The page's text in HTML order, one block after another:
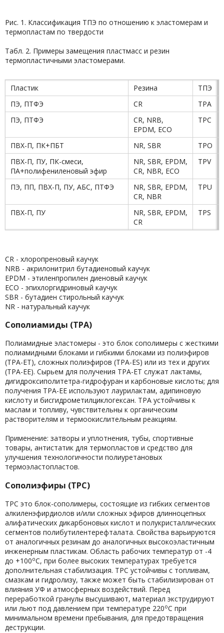
Рис. 1. Классификация ТПЭ по отношению к эластомерам и
термопластам по твердости
Табл. 2. Примеры замещения пластмасс и резин
термопластичными эластомерами.
Пластик Резина
ТПЭ
ПЭ, ПТФЭ
CR
ТРА
ПЭ, ПТФЭ
CR, NRB,
EPDM, ECO
ТРС
ПВХ-П, ПК+ПБТ NR, SBR
ТРО
ПВХ-П, ПУ, ПК-смеси,
ПА+полифениленовый эфир
NR, SBR, EPDM,
CR, NBR, ECO
TPV
ПЭ, ПП, ПВХ-П, ПУ, АБС, ПТФЭ
NR, SBR, EPDM,
CR, NBR
TPU
ПВХ-П, ПУ
NR, SBR, EPDM,
CR
TPS
CR - хлоропреновый каучук
NRB - акрилонитрил бутадиеновый каучук
EPDM - этиленпропилен диеновый каучук
ECO - эпихлоргидриновый каучук
SBR - бутадиен стирольный каучук
NR - натуральный каучук
Сополиамиды (ТРА)
Полиамидные эластомеры - это блок сополимеры с жесткими
полиамидными блоками и гибкими блоками из полиэфиров
(ТРА-ЕТ), сложных полиэфиров (TPA-ES) или из тех и других
(ТРА-ЕЕ). Сырьем для получения ТРА-ЕТ служат лактамы,
дигидроксиполитетра-гидрофуран и карбоновые кислоты; для
получения ТРА-ЕЕ используют лаурилактам, адипиновую
кислоту и бисгидрометилциклогексан. ТРА устойчивы к
маслам и топливу, чувствительны к органическим
растворителям и термоокислительным реакциям.
Применение: затворы и уплотнения, тубы, спортивные
товары, антистатик для термопластов и средство для
улучшения технологичности полиуретановых
термоэластопластов.
Сополиэфиры (ТРС)
ТРС это блок-сополимеры, состоящие из гибких сегментов
алкиленэфирдиолов и/или сложных эфиров длинноцепных
алифатических дикарбоновых кислот и полукристаллических
сегментов полибутилентерефталата. Свойства варьируются
от аналогичных резинам до аналогичных высокоэластичным
инженерным пластикам. Область рабочих температур от -4
до +100оС, при более высоких температурах требуется
дополнительная стабилизация. ТРС устойчивы с топливам,
смазкам и гидролизу, также может быть стабилизирован от
влияния УФ и атмосферных воздействий. Перед
переработкой гранулы высушивают, материал экструдируют
или льют под давлением при температуре 220оС при
минимальном времени пребывания, для предотвращения
деструкции.